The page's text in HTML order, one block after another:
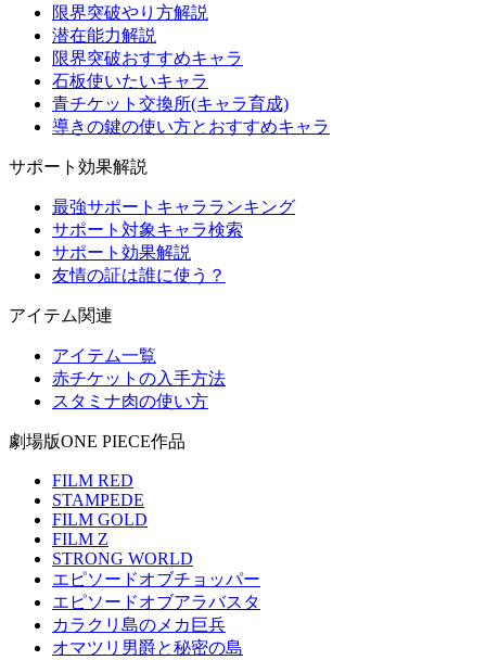
限界突破やり方解説
潜在能力解説
限界突破おすすめキャラ
石板使いたいキャラ
青チケット交換所(キャラ育成)
導きの鍵の使い方とおすすめキャラ
サポート効果解説
最強サポートキャラランキング
サポート対象キャラ検索
サポート効果解説
友情の証は誰に使う？
アイテム関連
アイテム一覧
赤チケットの入手方法
スタミナ肉の使い方
劇場版ONE PIECE作品
FILM RED
STAMPEDE
FILM GOLD
FILM Z
STRONG WORLD
エピソードオブチョッパー
エピソードオブアラバスタ
カラクリ島のメカ巨兵
オマツリ男爵と秘密の島